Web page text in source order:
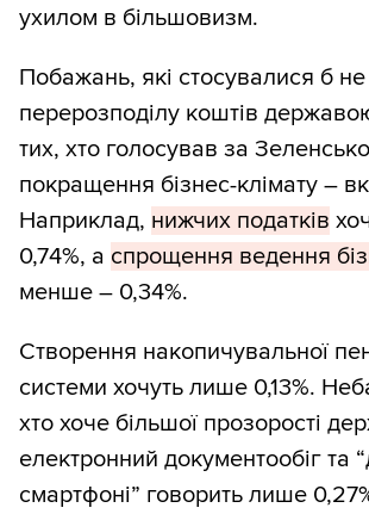
ухилом в більшовизм.
Побажань, які стосувалися б не
перерозподілу коштів
тих, хто голосував за
покращення бізнес-клімату –
Наприклад, нижчих податків
0,74%, а спрощення ведення
менше – 0,34%.
Створення накопичувальної
системи хочуть лише 0,13%.
хто хоче більшої прозорості
електронний документообіг та
смартфоні” говорить лише